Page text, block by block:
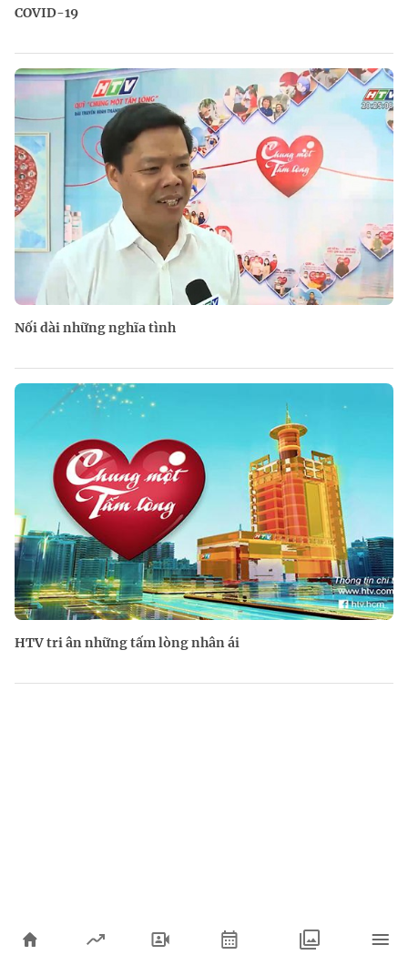
COVID-19
Nối dài những nghĩa tình
HTV tri ân những tấm lòng nhân ái